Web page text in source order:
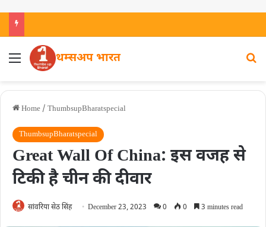
थम्सअप भारत
Home / ThumbsupBharatspecial
ThumbsupBharatspecial
Great Wall Of China: इस वजह से
टिकी है चीन की दीवार
सांवरिया सेठ सिंह December 23, 2023 0 0 3 minutes read